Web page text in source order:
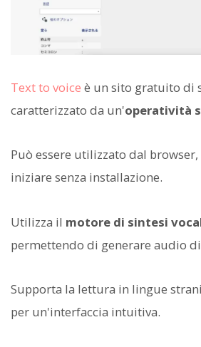
Text to voice è un sito gratuito di
caratterizzato da un'operatività
Può essere utilizzato dal
iniziare senza installazione.
Utilizza il motore di sintesi
permettendo di generare audio
Supporta la lettura in lingue
per un'interfaccia intuitiva.